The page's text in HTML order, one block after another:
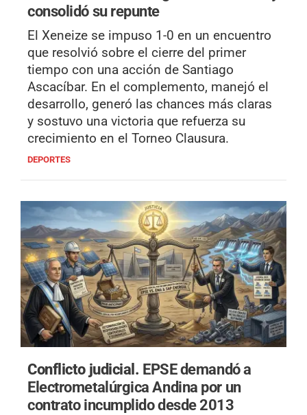
consolidó su repunte
El Xeneize se impuso 1-0 en un encuentro
que resolvió sobre el cierre del primer
tiempo con una acción de Santiago
Ascacíbar. En el complemento, manejó el
desarrollo, generó las chances más claras
y sostuvo una victoria que refuerza su
crecimiento en el Torneo Clausura.
DEPORTES
Conflicto judicial. EPSE demandó a
Electrometalúrgica Andina por un
contrato incumplido desde 2013